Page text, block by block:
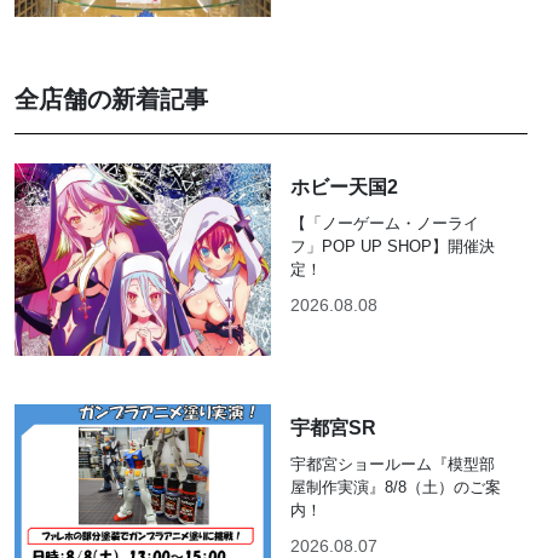
全店舗の新着記事
ホビー天国2
【「ノーゲーム・ノーライ
フ」POP UP SHOP】開催決
定！
2026.08.08
宇都宮SR
宇都宮ショールーム『模型部
屋制作実演』8/8（土）のご案
内！
2026.08.07